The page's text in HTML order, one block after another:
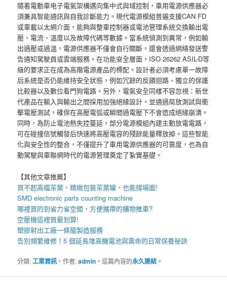
隨着電動車电子電氣架構邁向集中式與域控制，車用電源供應器必
須兼具智能通訊與自我診斷能力。現代電源模組普遍支援CAN FD
或車載以太網介面，能夠與整車控制器或電池管理系統交換輸出電
壓、電流、溫度以及故障代碼等數據。當系統偵測到異常，例如輸
出過壓或過溫，電源供應器不僅會自行關斷，還會透過網絡發送警
告通知駕駛員或雲端服務。在功能安全層面，ISO 26262 ASIL-D等
級的要求正在成為高階電源產品的標配。設計者必須考慮單一故障
后系統是否仍能維持安全狀態，例如冗餘的反饋迴路、獨立的保護
比較器以及數位看門狗電路。另外，電氣安全同樣不容忽視：新世
代產品在輸入與輸出之間採用加強絕緣設計，並通過局放測試與衝
擊電壓測試，確保在高壓電弧或瞬間過電壓下不會造成絕緣崩潰。
同時，為防止電池熱失控蔓延，部分電源模組內建主動放電電路，
可在碰撞信號觸發后快速將高壓電容的殘餘能量釋放掉。這些智能
化與安全性的整合，不僅提升了車用電源供應器的可靠度，也為自
動駕駛與車聯網時代的電源管理奠定了紮實基礎。
【其他文章推薦】
買不起高檔茶葉，精緻包裝茶葉罐 ，也能撐場面!
SMD electronic parts counting machine
哪裡買的到省力省空間，方便攜帶的購物推車?
空壓機這裡買最划算!
塑膠射出工廠一條龍製造服務
告別頻繁維修！5 個延長堆高機電池與壽命的日常保養祕訣
分類:工業資訊 ，作者:admin 。這篇內容的永久連結 。